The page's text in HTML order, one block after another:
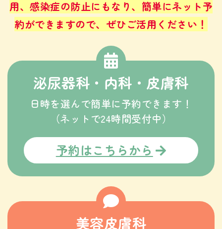
用、感染症の防止にもなり、 簡単にネット予
約ができますので、ぜひご活用ください！
泌尿器科・内科・皮膚科
日時を選んで簡単に予約できます！
（ネットで24時間受付中）
予約はこちらから
美容皮膚科